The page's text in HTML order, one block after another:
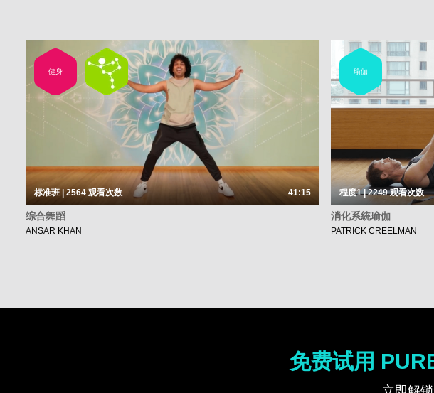
健身
标准班 | 2564观看次数 41:15
综合舞蹈
ANSAR KHAN
瑜伽
程度1 | 2249观看次数
消化系統瑜伽
PATRICK CREELMAN
免费试用